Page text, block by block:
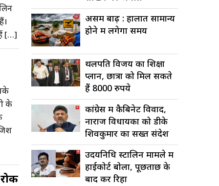
[…]
के
असम बाढ़ : हालात सामान्य
होने में लगेगा समय
थलपति विजय का शिक्षा
प्लान, छात्रों को मिल सकते
हैं 8000 रुपये
कांग्रेस में कैबिनेट विवाद,
नाराज विधायकों को डीके
शिवकुमार का सख्त संदेश
उदयनिधि स्टालिन मामले में
हाईकोर्ट बोला, पूछताछ के
बाद करें रिहा